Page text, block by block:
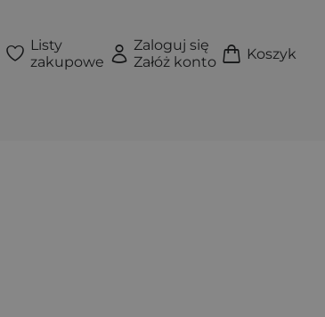
Listy
zakupowe
Zaloguj się
Załóż konto
Koszyk